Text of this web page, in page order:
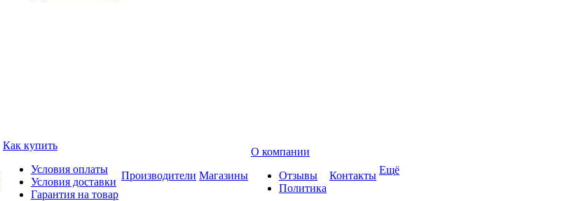
Как купить
Условия оплаты
Условия доставки
Гарантия на товар
Производители Магазины
О компании
Отзывы
Политика
Контакты Ещё